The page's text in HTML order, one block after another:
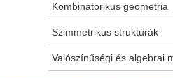
Kombinatorikus geometria
Szimmetrikus struktúrák
Valószínűségi és algebrai